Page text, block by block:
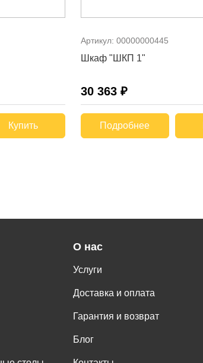
Купить
Артикул:00000000445
Шкаф "ШКП 1"
30 363 ₽
Подробнее
О нас
Услуги
Доставка и оплата
Гарантия и возврат
Блог